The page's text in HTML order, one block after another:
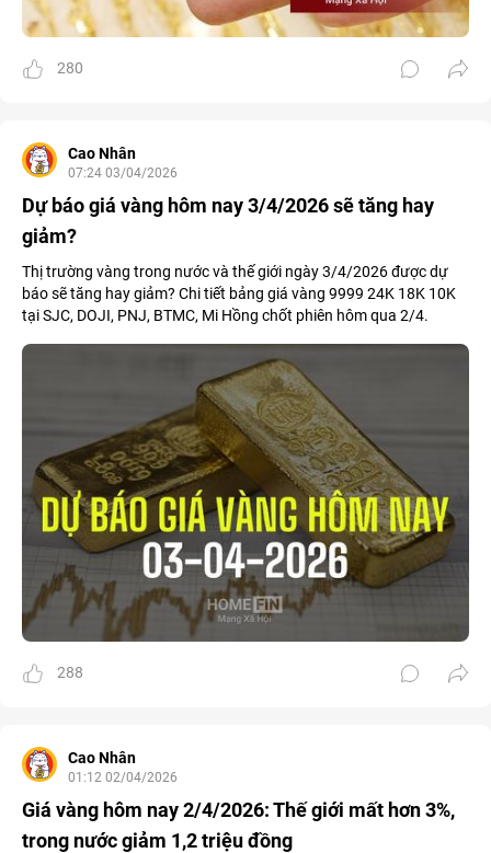
280
Cao Nhân
07:24 03/04/2026
Dự báo giá vàng hôm nay 3/4/2026 sẽ tăng hay
giảm?
Thị trường vàng trong nước và thế giới ngày 3/4/2026 được dự
báo sẽ tăng hay giảm? Chi tiết bảng giá vàng 9999 24K 18K 10K
tại SJC, DOJI, PNJ, BTMC, Mi Hồng chốt phiên hôm qua 2/4.
288
Cao Nhân
01:12 02/04/2026
Giá vàng hôm nay 2/4/2026: Thế giới mất hơn 3%,
trong nước giảm 1,2 triệu đồng